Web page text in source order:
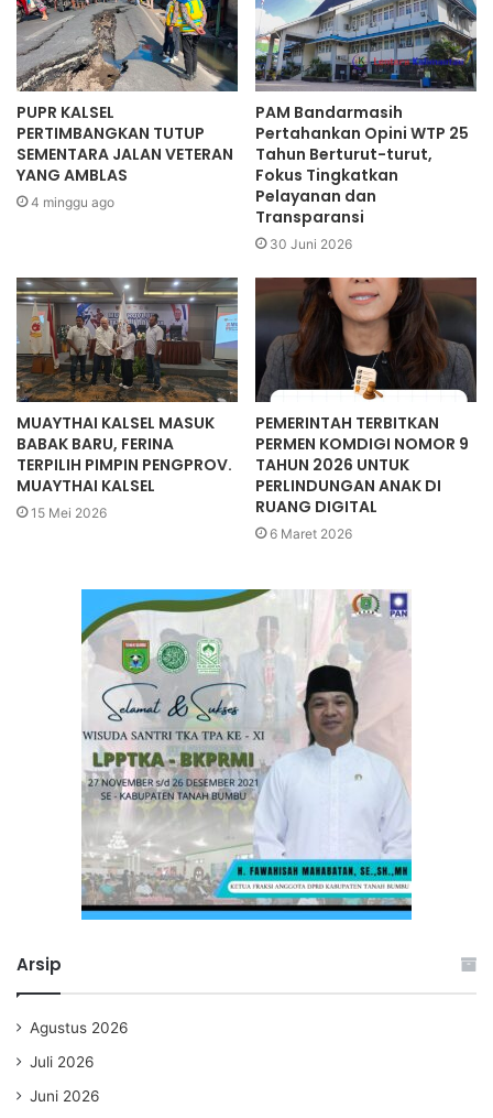
PUPR KALSEL
PERTIMBANGKAN TUTUP
SEMENTARA JALAN VETERAN
YANG AMBLAS
4 minggu ago
PAM Bandarmasih
Pertahankan Opini WTP 25
Tahun Berturut-turut,
Fokus Tingkatkan
Pelayanan dan
Transparansi
30 Juni 2026
MUAYTHAI KALSEL MASUK
BABAK BARU, FERINA
TERPILIH PIMPIN PENGPROV.
MUAYTHAI KALSEL
15 Mei 2026
PEMERINTAH TERBITKAN
PERMEN KOMDIGI NOMOR 9
TAHUN 2026 UNTUK
PERLINDUNGAN ANAK DI
RUANG DIGITAL
6 Maret 2026
Arsip
Agustus 2026
Juli 2026
Juni 2026